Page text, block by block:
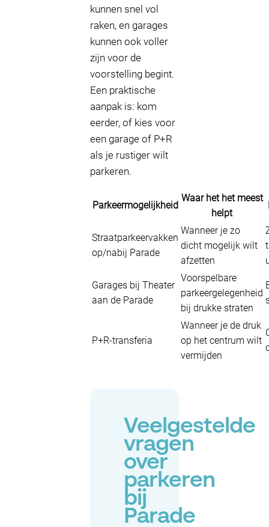
kunnen snel vol
raken, en garages
kunnen ook voller
zijn voor de
voorstelling begint.
Een praktische
aanpak is: kom
eerder, of kies voor
een garage of P+R
als je rustiger wilt
parkeren.
Parkeermogelijkheid
Waar het het meest
helpt
Straatparkeervakken
op/nabij Parade
Wanneer je zo
dicht mogelijk wilt
afzetten
Garages bij Theater
aan de Parade
Voorspelbare
parkeergelegenheid
bij drukke straten
P+R-transferia
Wanneer je de druk
op het centrum wilt
vermijden
Veelgestelde
vragen
over
parkeren
bij
Parade